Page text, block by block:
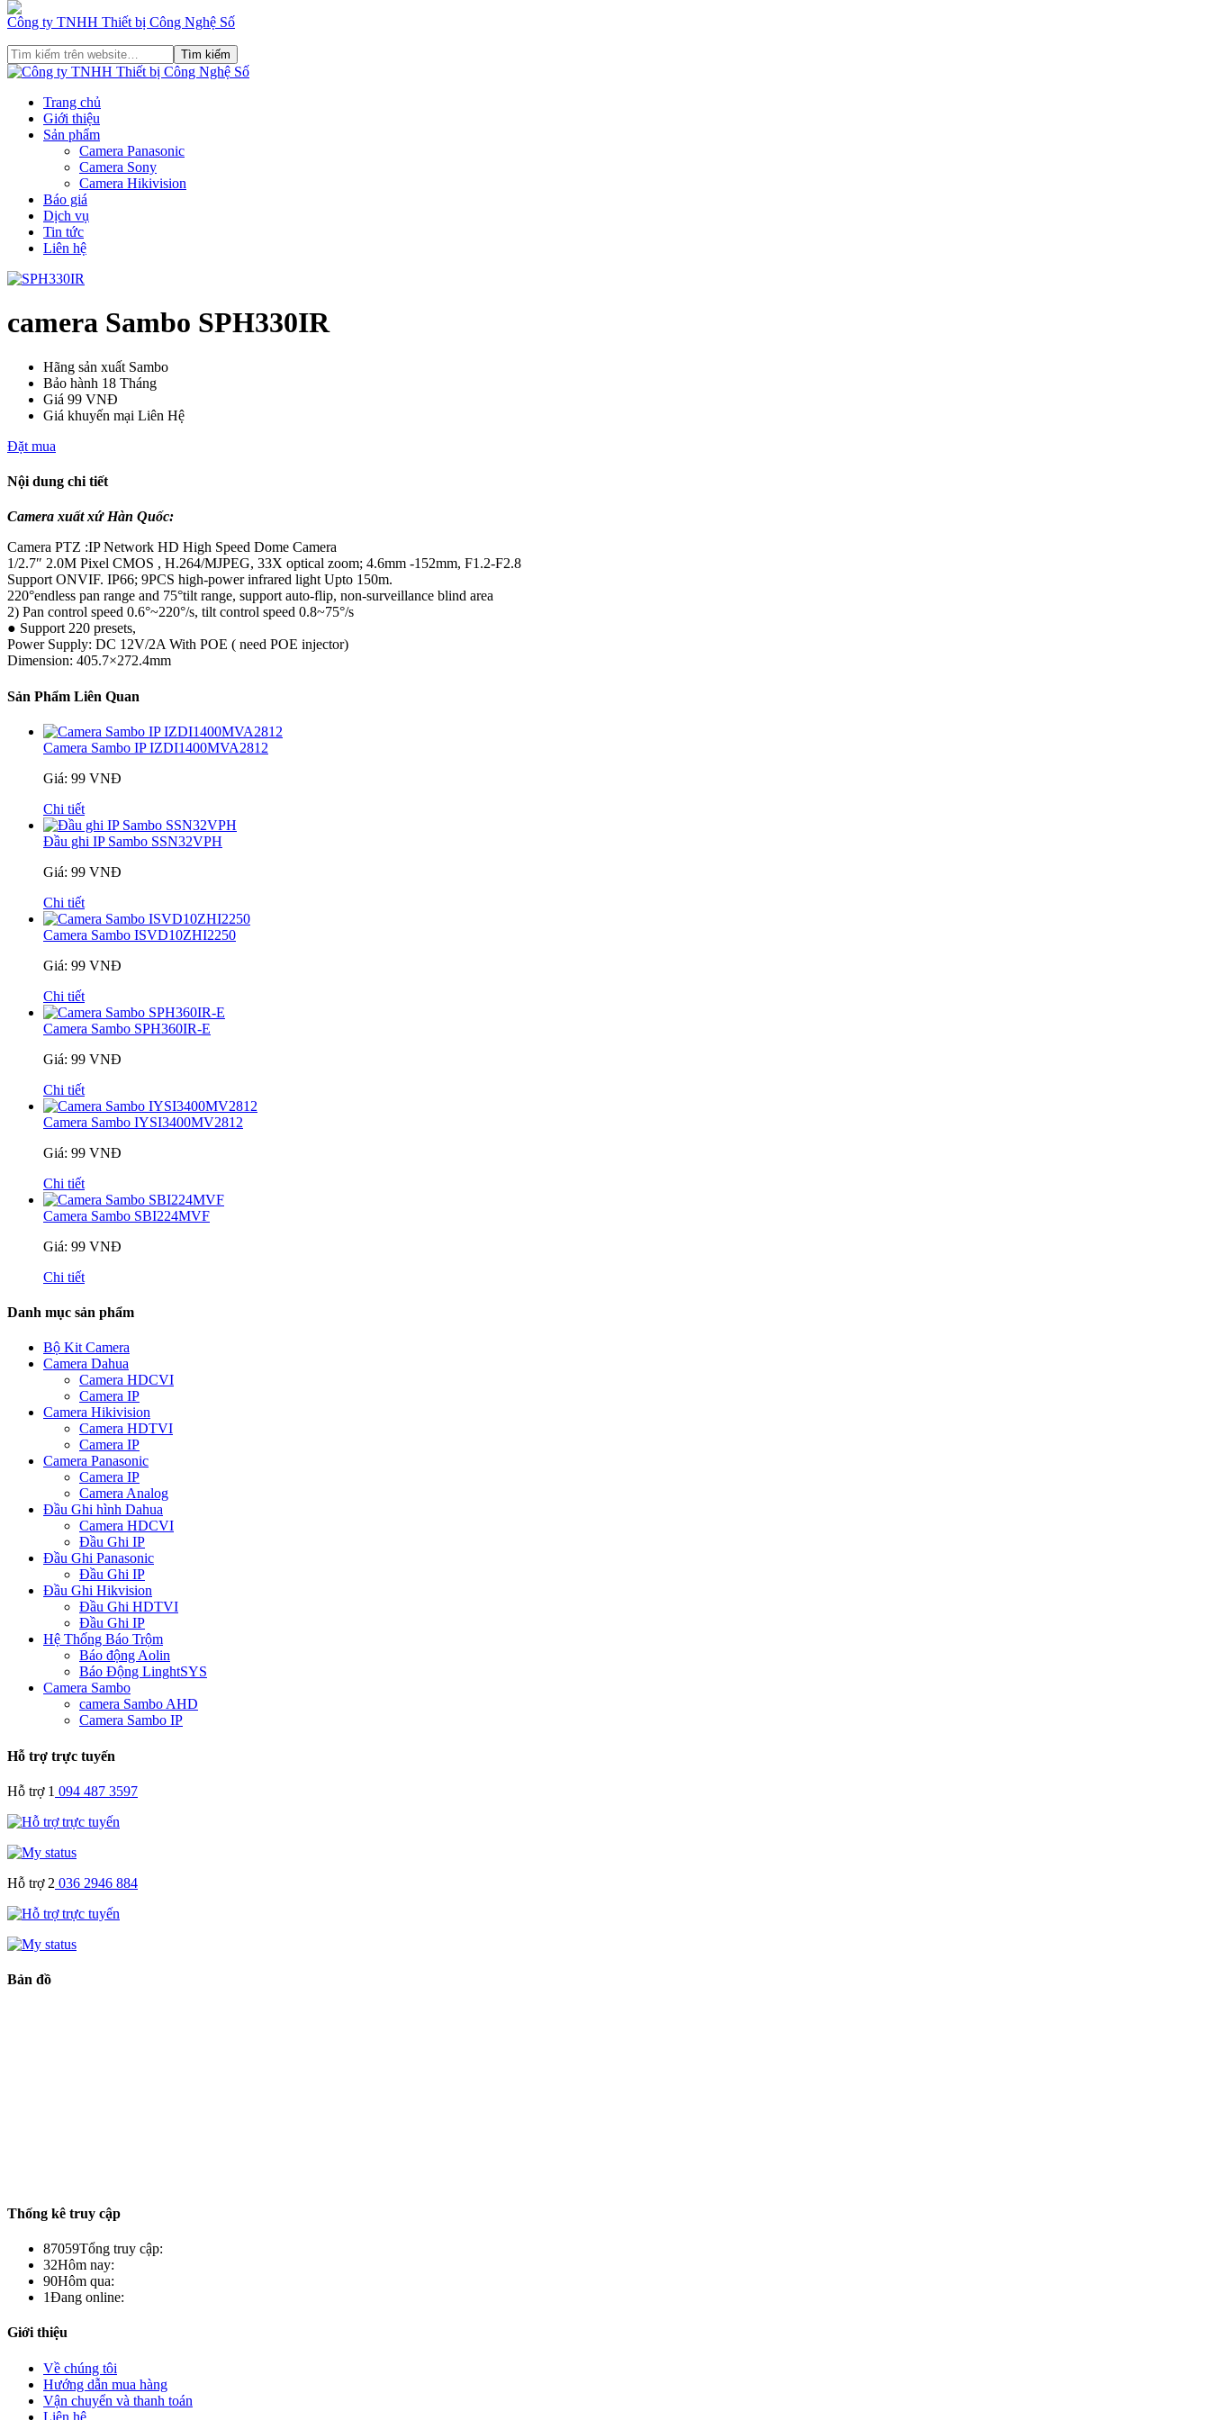
Công ty TNHH Thiết bị Công Nghệ Số
Trang chủ
Giới thiệu
Sản phẩm
Camera Panasonic
Camera Sony
Camera Hikivision
Báo giá
Dịch vụ
Tin tức
Liên hệ
camera Sambo SPH330IR
Hãng sản xuất Sambo
Bảo hành 18 Tháng
Giá 99 VNĐ
Giá khuyến mại Liên Hệ
Đặt mua
Nội dung chi tiết
Camera xuất xứ Hàn Quốc:
Camera PTZ :IP Network HD High Speed Dome Camera
1/2.7″ 2.0M Pixel CMOS , H.264/MJPEG, 33X optical zoom; 4.6mm -152mm, F1.2-F2.8
Support ONVIF. IP66; 9PCS high-power infrared light Upto 150m.
220°endless pan range and 75°tilt range, support auto-flip, non-surveillance blind area
2) Pan control speed 0.6°~220°/s, tilt control speed 0.8~75°/s
● Support 220 presets,
Power Supply: DC 12V/2A With POE ( need POE injector)
Dimension: 405.7×272.4mm
Sản Phẩm Liên Quan
Camera Sambo IP IZDI1400MVA2812
Giá: 99 VNĐ
Chi tiết
Đầu ghi IP Sambo SSN32VPH
Giá: 99 VNĐ
Chi tiết
Camera Sambo ISVD10ZHI2250
Giá: 99 VNĐ
Chi tiết
Camera Sambo SPH360IR-E
Giá: 99 VNĐ
Chi tiết
Camera Sambo IYSI3400MV2812
Giá: 99 VNĐ
Chi tiết
Camera Sambo SBI224MVF
Giá: 99 VNĐ
Chi tiết
Danh mục sản phẩm
Bộ Kit Camera
Camera Dahua
Camera HDCVI
Camera IP
Camera Hikivision
Camera HDTVI
Camera IP
Camera Panasonic
Camera IP
Camera Analog
Đầu Ghi hình Dahua
Camera HDCVI
Đầu Ghi IP
Đầu Ghi Panasonic
Đầu Ghi IP
Đầu Ghi Hikvision
Đầu Ghi HDTVI
Đầu Ghi IP
Hệ Thống Báo Trộm
Báo động Aolin
Báo Động LinghtSYS
Camera Sambo
camera Sambo AHD
Camera Sambo IP
Hỗ trợ trực tuyến
Hỗ trợ 1 094 487 3597
Hỗ trợ 2 036 2946 884
Bản đồ
Thống kê truy cập
87059Tổng truy cập:
32Hôm nay:
90Hôm qua:
1Đang online:
Giới thiệu
Về chúng tôi
Hướng dẫn mua hàng
Vận chuyển và thanh toán
Liên hệ